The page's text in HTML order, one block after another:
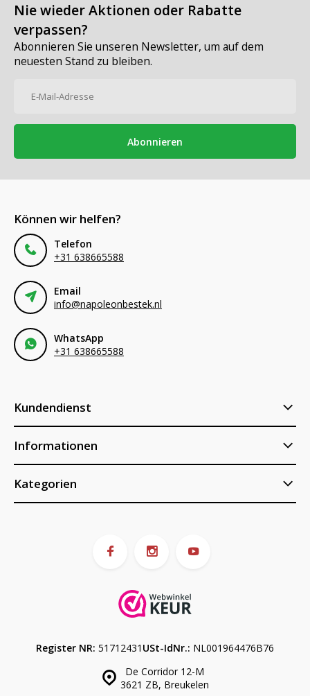
Nie wieder Aktionen oder Rabatte
verpassen?
Abonnieren Sie unseren Newsletter, um auf dem
neuesten Stand zu bleiben.
Abonnieren
Können wir helfen?
Telefon
+31 638665588
Email
info@napoleonbestek.nl
WhatsApp
+31 638665588
Kundendienst
Informationen
Kategorien
De Corridor 12-M
3621 ZB, Breukelen
Register NR: 51712431 USt-IdNr.: NL001964476B76